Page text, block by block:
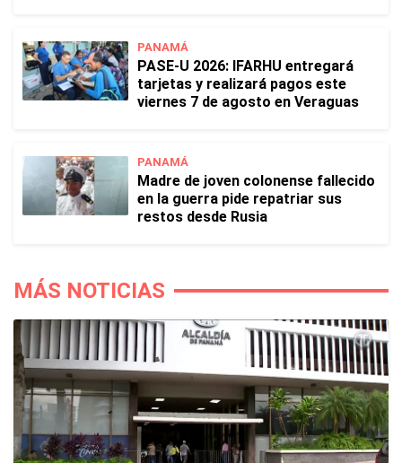
PANAMÁ
PASE-U 2026: IFARHU entregará
tarjetas y realizará pagos este
viernes 7 de agosto en Veraguas
PANAMÁ
Madre de joven colonense fallecido
en la guerra pide repatriar sus
restos desde Rusia
MÁS NOTICIAS